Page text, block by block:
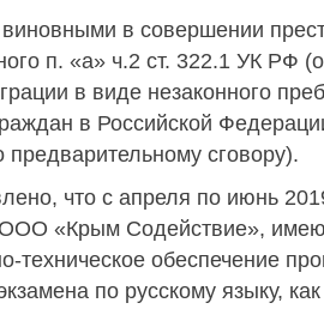
в совершении
п. «а» ч.2 ст. 322.1 УК РФ
в виде незаконного
в Российской
предварительному сговору).
что с апреля по июнь
ООО «Крым Содействие»,
техническое обеспечение
по русскому языку,